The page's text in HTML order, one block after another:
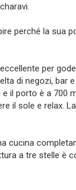
perché la sua
per
di negozi, bar
il porto è a 700
il sole e relax.
cucina
a tre stelle è